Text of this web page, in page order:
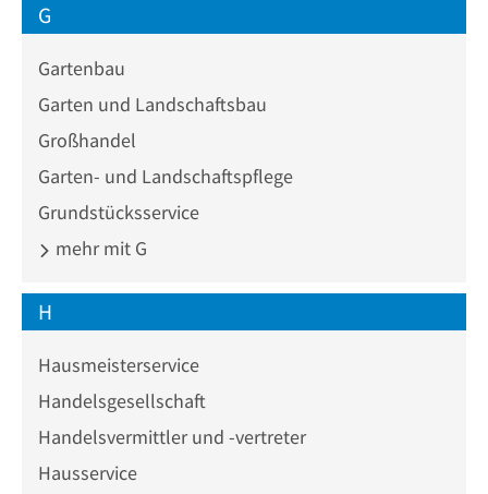
G
Gartenbau
Garten und Landschaftsbau
Großhandel
Garten- und Landschaftspflege
Grundstücksservice
mehr mit G
H
Hausmeisterservice
Handelsgesellschaft
Handelsvermittler und -vertreter
Hausservice